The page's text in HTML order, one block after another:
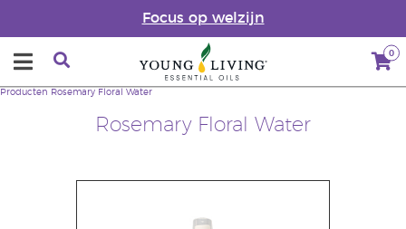
Focus op welzijn
0
Rosemary Floral Water
Producten Rosemary Floral Water